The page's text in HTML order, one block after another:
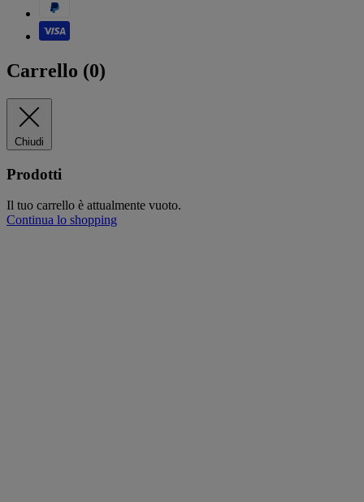
Carrello (0)
Chiudi
Prodotti
Il tuo carrello è attualmente vuoto.
Continua lo shopping